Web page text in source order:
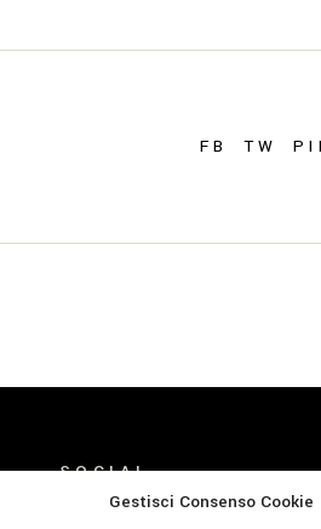
Gestisci Consenso Cookie
FB TW
SOCIAL